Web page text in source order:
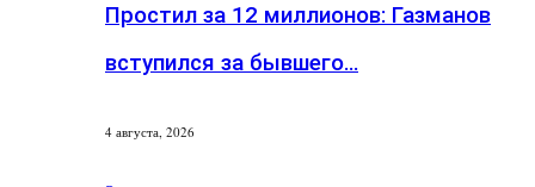
Простил за 12 миллионов: Газманов
вступился за бывшего…
4 августа, 2026